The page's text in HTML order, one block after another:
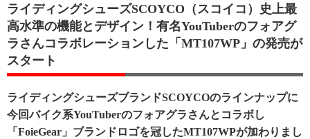
ライディングシューズSCOYCO（スコイコ）史上最
高水準の機能とデザイン！有名YouTuberのフォアグ
ラさんコラボレーションした「MT107WP」の発売が
スタート
ライディングシューズブランドSCOYCOのラインナップに
今回バイク系YouTuberのフォアグラさんとコラボし
「FoieGear」ブランドロゴを冠したMT107WPが加わりまし